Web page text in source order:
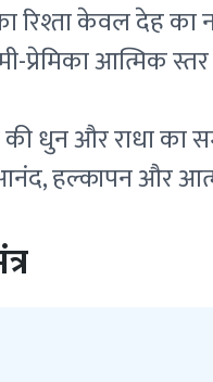
रिश्ता केवल देह का
प्रेमिका आत्मिक
धुन और राधा का
हल्कापन और